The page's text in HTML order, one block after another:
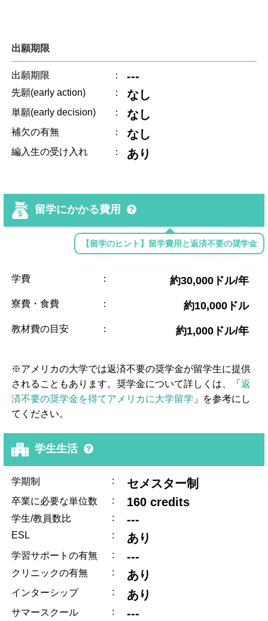
出願期限
出願期限 ： ---
先願(early action) ： なし
単願(early decision) ： なし
補欠の有無 ： なし
編入生の受け入れ ： あり
留学にかかる費用
【留学のヒント】留学費用と返済不要の奨学金
学費 ： 約30,000ドル/年
寮費・食費 ： 約10,000ドル
教材費の目安 ： 約1,000ドル/年
※アメリカの大学では返済不要の奨学金が留学生に提供
されることもあります。奨学金について詳しくは、「返
済不要の奨学金を得てアメリカに大学留学 」を参考にし
てください。
学生生活
学期制 : セメスター制
卒業に必要な単位数 : 160 credits
学生/教員数比 : ---
ESL : あり
学習サポートの有無 : ---
クリニックの有無 : あり
インターシップ : あり
サマースクール : ---